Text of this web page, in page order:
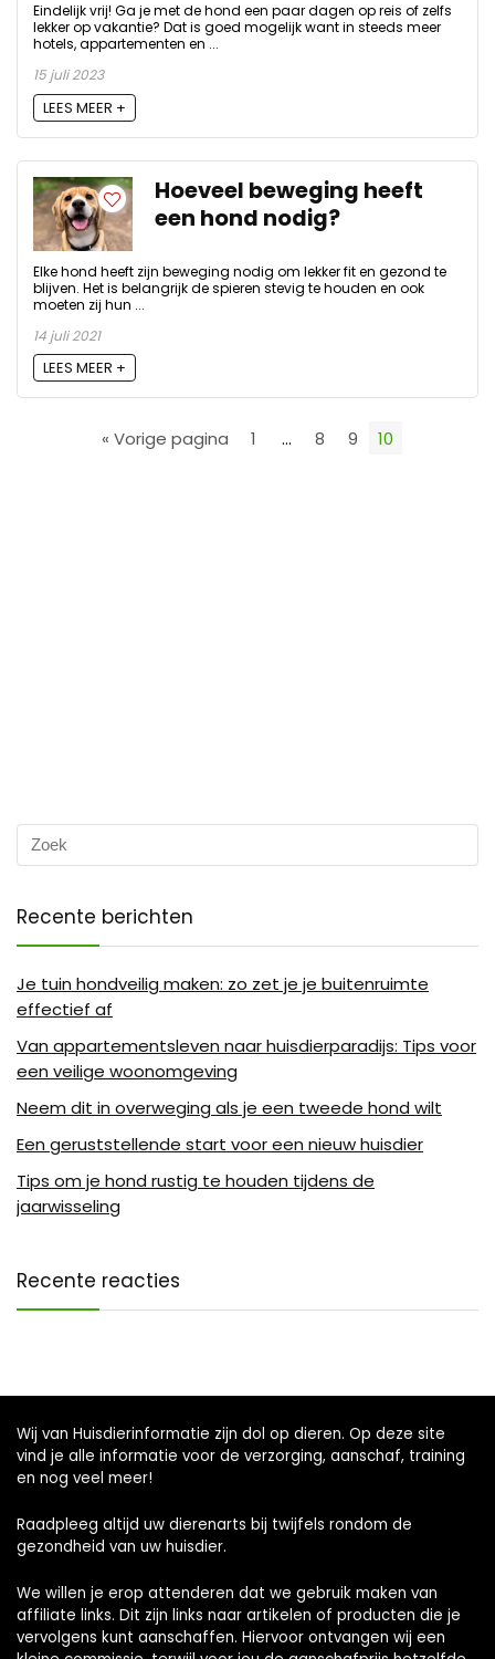
Eindelijk vrij! Ga je met de hond een paar dagen op reis of zelfs
lekker op vakantie? Dat is goed mogelijk want in steeds meer
hotels, appartementen en ...
15 juli 2023
LEES MEER +
Hoeveel beweging heeft
een hond nodig?
Elke hond heeft zijn beweging nodig om lekker fit en gezond te
blijven. Het is belangrijk de spieren stevig te houden en ook
moeten zij hun ...
14 juli 2021
LEES MEER +
« Vorige pagina 1 … 8 9 10
Recente berichten
Je tuin hondveilig maken: zo zet je je buitenruimte
effectief af
Van appartementsleven naar huisdierparadijs: Tips voor
een veilige woonomgeving
Neem dit in overweging als je een tweede hond wilt
Een geruststellende start voor een nieuw huisdier
Tips om je hond rustig te houden tijdens de
jaarwisseling
Recente reacties
Wij van Huisdierinformatie zijn dol op dieren. Op deze site
vind je alle informatie voor de verzorging, aanschaf, training
en nog veel meer!
Raadpleeg altijd uw dierenarts bij twijfels rondom de
gezondheid van uw huisdier.
We willen je erop attenderen dat we gebruik maken van
affiliate links. Dit zijn links naar artikelen of producten die je
vervolgens kunt aanschaffen. Hiervoor ontvangen wij een